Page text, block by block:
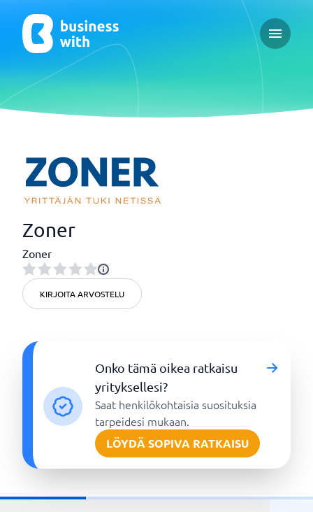
Open
Zoner
Zoner
KIRJOITA ARVOSTELU
Onko tämä oikea ratkaisu
yrityksellesi?
Saat henkilökohtaisia suosituksia
tarpeidesi mukaan.
LÖYDÄ SOPIVA RATKAISU